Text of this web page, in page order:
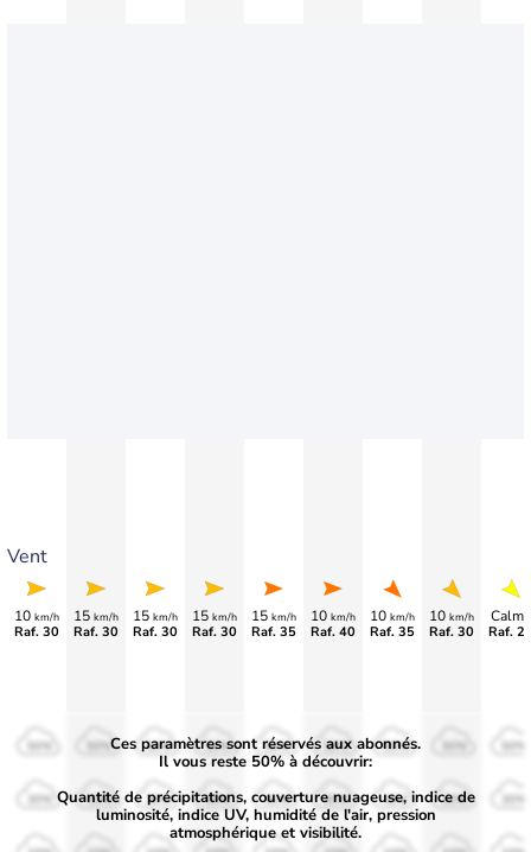
Vent
10 km/h
Raf. 30
15 km/h
Raf. 30
15 km/h
Raf. 30
15 km/h
Raf. 30
15 km/h
Raf. 35
10 km/h
Raf. 40
10 km/h
Raf. 35
10 km/h
Raf. 30
Calme
Raf.
50%
30%
50%
30%
50%
30%
50%
30%
50%
30%
50%
30%
50%
30% 30% 30%
Ces paramètres sont réservés aux abonnés.
Il vous reste 50% à découvrir:
Quantité de précipitations, couverture nuageuse, indice de
luminosité, indice UV, humidité de l'air, pression
atmosphérique et visibilité.